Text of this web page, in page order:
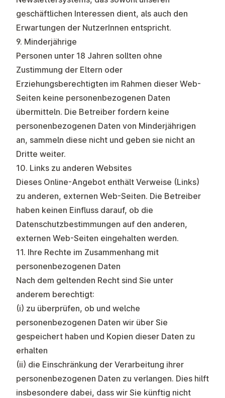
geschäftlichen Interessen dient, als auch den
Erwartungen der NutzerInnen entspricht.
9. Minderjährige
Personen unter 18 Jahren sollten ohne
Zustimmung der Eltern oder
Erziehungsberechtigten im Rahmen dieser Web-
Seiten keine personenbezogenen Daten
übermitteln. Die Betreiber fordern keine
personenbezogenen Daten von Minderjährigen
an, sammeln diese nicht und geben sie nicht an
Dritte weiter.
10. Links zu anderen Websites
Dieses Online-Angebot enthält Verweise (Links)
zu anderen, externen Web-Seiten. Die Betreiber
haben keinen Einfluss darauf, ob die
Datenschutzbestimmungen auf den anderen,
externen Web-Seiten eingehalten werden.
11. Ihre Rechte im Zusammenhang mit
personenbezogenen Daten
Nach dem geltenden Recht sind Sie unter
anderem berechtigt:
(i) zu überprüfen, ob und welche
personenbezogenen Daten wir über Sie
gespeichert haben und Kopien dieser Daten zu
erhalten
(ii) die Einschränkung der Verarbeitung ihrer
personenbezogenen Daten zu verlangen. Dies hilft
insbesondere dabei, dass wir Sie künftig nicht